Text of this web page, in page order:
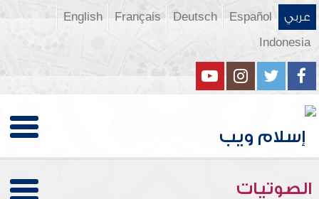
عربي Español
Deutsch
Français
English
Indonesia
الصوتيات